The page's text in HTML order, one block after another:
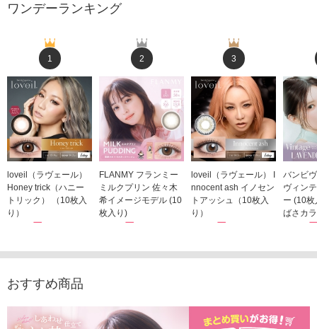
ワンデーランキング
1
loveil（ラヴェール）
Honey trick（ハニー
トリック） （10枚入
り）
1,760円
2
FLANMY フランミー
ミルクプリン 佐々木
希イメージモデル (10
枚入り)
1,815円
3
loveil（ラヴェール） I
nnocent ash イノセン
トアッシュ（10枚入
り）
1,760円
バンビ
ヴィン
ー (10
ばさカ
1,848
おすすめ商品